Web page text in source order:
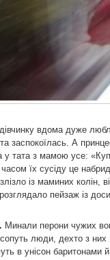
вдома дуже
заспокоїлась. А
у тата з мамою усе:
їх сусіду це
злізло із маминих колін,
пейзаж із
Минали перони чужих
люди, дехто з них
в унісон